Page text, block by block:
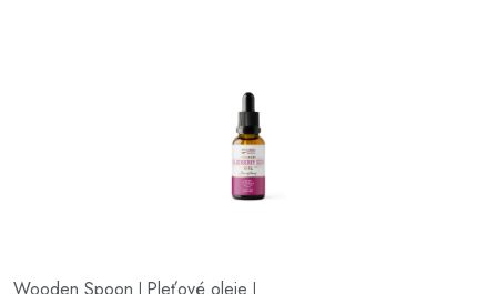
Wooden Spoon | Pleťové oleje |